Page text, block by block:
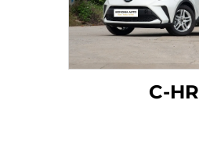
C-HR